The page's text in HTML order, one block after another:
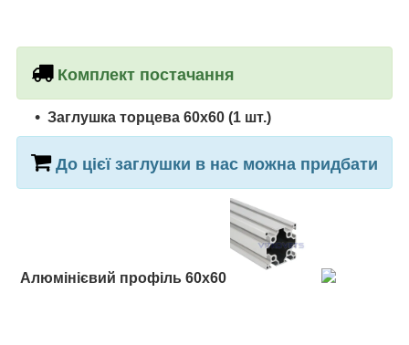
Комплект постачання
Заглушка торцева 60х60 (1 шт.)
До цієї заглушки в нас можна придбати
Алюмінієвий профіль 60х60